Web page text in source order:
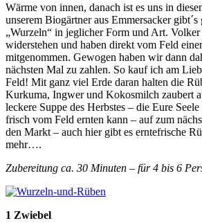
Wärme von innen, danach ist es uns in
unserem Biogärtner aus Emmersacker
„Wurzeln“ in jeglicher Form und Art.
widerstehen und haben direkt vom Feld
mitgenommen. Gewogen haben wir dann
nächsten Mal zu zahlen. So kauf ich am
Feld! Mit ganz viel Erde daran halten die
Kurkuma, Ingwer und Kokosmilch zaubert
leckere Suppe des Herbstes – die Eure
frisch vom Feld ernten kann – auf zum
den Markt – auch hier gibt es erntefrische
mehr….
Zubereitung ca. 30 Minuten – für 4 bis 6
1 Zwiebel